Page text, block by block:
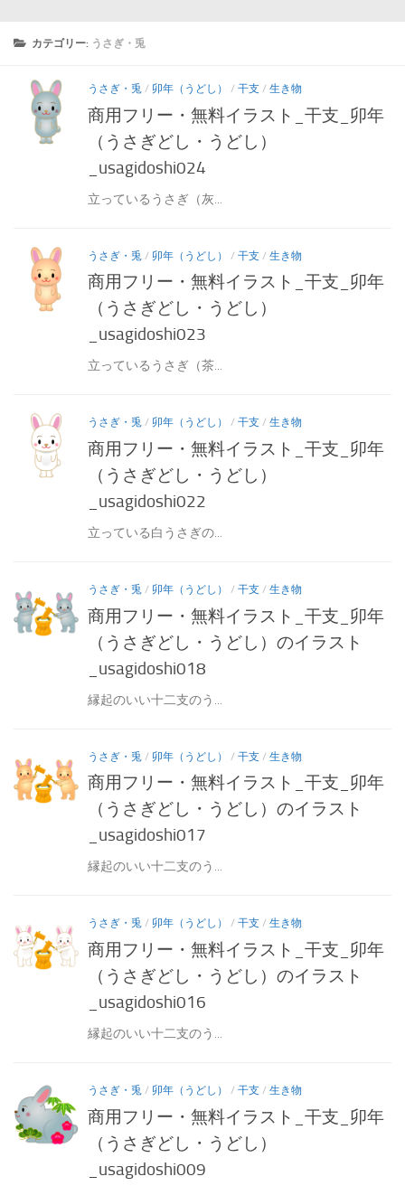
カテゴリー: うさぎ・兎
うさぎ・兎 / 卯年（うどし） / 干支 / 生き物
商用フリー・無料イラスト_干支_卯年
（うさぎどし・うどし）
_usagidoshi024
立っているうさぎ（灰...
うさぎ・兎 / 卯年（うどし） / 干支 / 生き物
商用フリー・無料イラスト_干支_卯年
（うさぎどし・うどし）
_usagidoshi023
立っているうさぎ（茶...
うさぎ・兎 / 卯年（うどし） / 干支 / 生き物
商用フリー・無料イラスト_干支_卯年
（うさぎどし・うどし）
_usagidoshi022
立っている白うさぎの...
うさぎ・兎 / 卯年（うどし） / 干支 / 生き物
商用フリー・無料イラスト_干支_卯年
（うさぎどし・うどし）のイラスト
_usagidoshi018
縁起のいい十二支のう...
うさぎ・兎 / 卯年（うどし） / 干支 / 生き物
商用フリー・無料イラスト_干支_卯年
（うさぎどし・うどし）のイラスト
_usagidoshi017
縁起のいい十二支のう...
うさぎ・兎 / 卯年（うどし） / 干支 / 生き物
商用フリー・無料イラスト_干支_卯年
（うさぎどし・うどし）のイラスト
_usagidoshi016
縁起のいい十二支のう...
うさぎ・兎 / 卯年（うどし） / 干支 / 生き物
商用フリー・無料イラスト_干支_卯年
（うさぎどし・うどし）
_usagidoshi009